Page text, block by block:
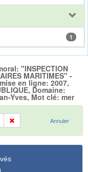
1
"INSPECTION
MARITIMES" -
en ligne: 2007,
Domaine:
Yves, Mot clé: mer
Annuler